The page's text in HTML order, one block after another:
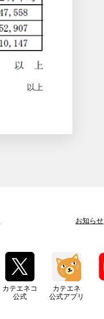
以上
お知らせ
カテエネコ
公式
カテエネ
公式アプリ